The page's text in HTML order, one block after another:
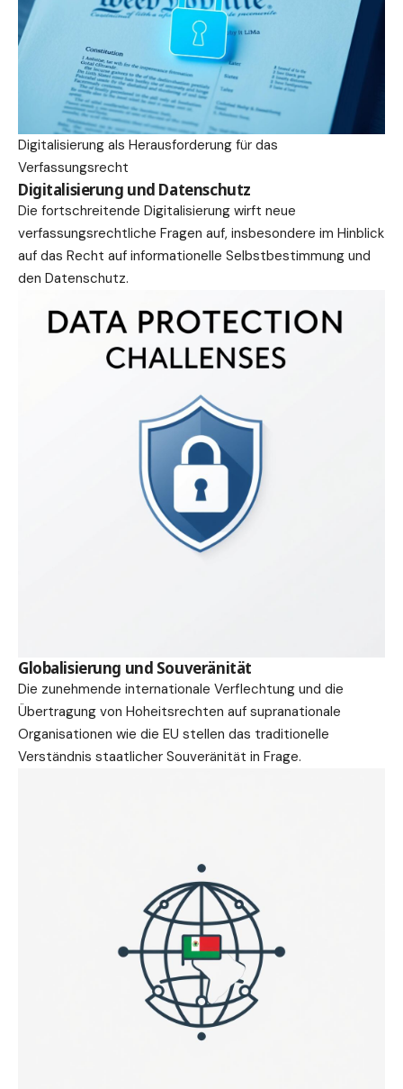
Digitalisierung als Herausforderung für das
Verfassungsrecht
Digitalisierung und Datenschutz
Die fortschreitende Digitalisierung wirft neue
verfassungsrechtliche Fragen auf, insbesondere im Hinblick
auf das Recht auf informationelle Selbstbestimmung und
den Datenschutz.
Globalisierung und Souveränität
Die zunehmende internationale Verflechtung und die
Übertragung von Hoheitsrechten auf supranationale
Organisationen wie die EU stellen das traditionelle
Verständnis staatlicher Souveränität in Frage.